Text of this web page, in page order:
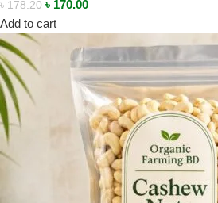
৳178.20 ৳ 170.00
Add to cart